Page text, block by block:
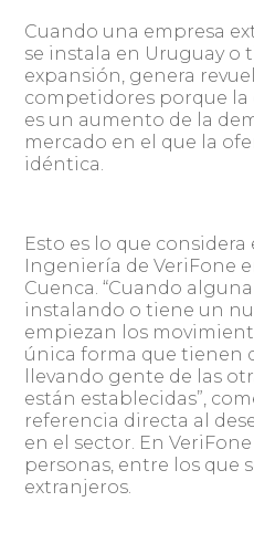
Cuando una empresa
se instala en Uruguay o
expansión, genera
competidores porque la
es un aumento de la
mercado en el que la
idéntica.
Esto es lo que
Ingeniería de VeriFone
Cuenca. “Cuando
instalando o tiene un
empiezan los
única forma que tienen
llevando gente de las
están establecidas”,
referencia directa al
en el sector. En
personas, entre los que
extranjeros.